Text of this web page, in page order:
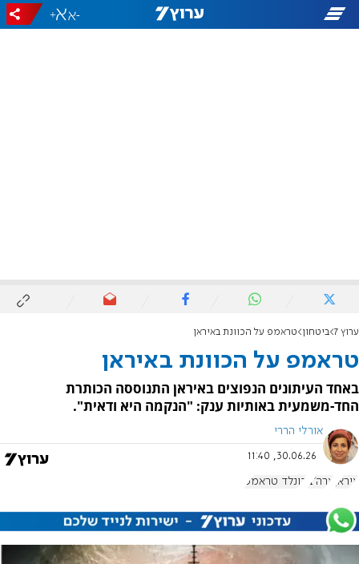
-
+
ערוץ 7 ביטחון טראמפ על הכוונת באיראן
טראמפ על הכוונת באיראן
באחד העיתונים הנפוצים באיראן התנוססה הכותרת
החד-משמעית באותיות ענק: "הנקמה היא ודאית".
אורלי הררי
30.06.26, 11:40
איראן ארה"ב דונלד טראמפ